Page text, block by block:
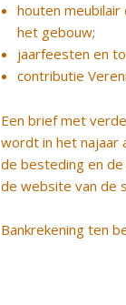
houten meubilair
het gebouw;
jaarfeesten en
contributie
Een brief met
wordt in het najaar
de besteding en
de website van de
Bankrekening ten